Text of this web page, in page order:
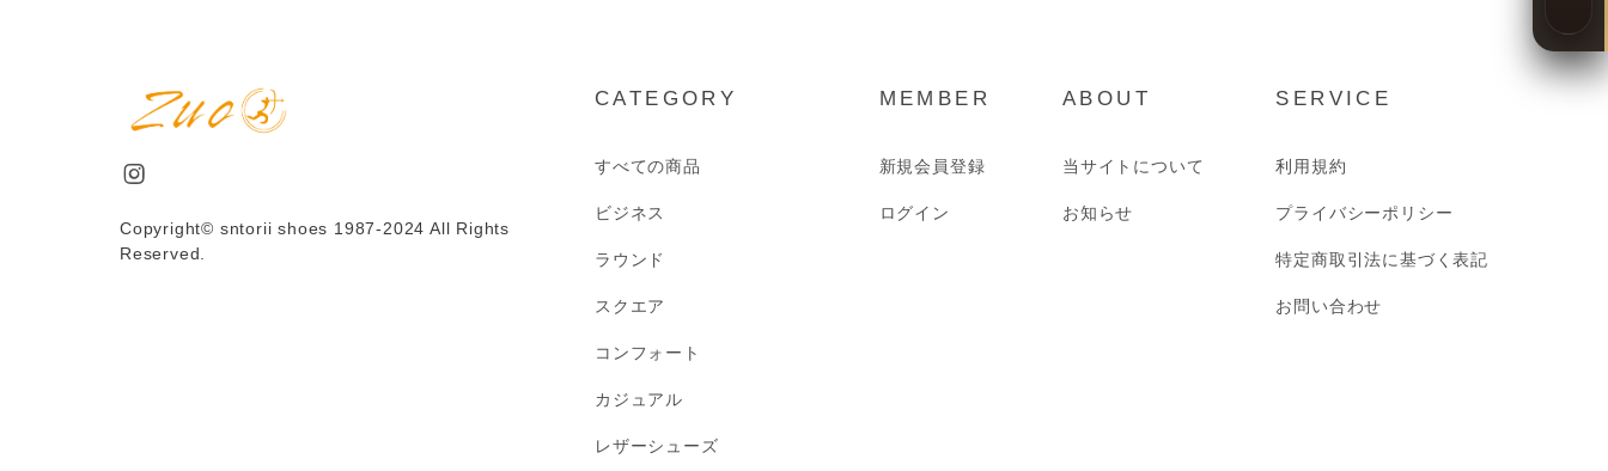
Copyright© sntorii shoes 1987-2024 All Rights
Reserved.
CATEGORY
すべての商品
ビジネス
ラウンド
スクエア
コンフォート
カジュアル
レザーシューズ
MEMBER
新規会員登録
ログイン
ABOUT
当サイトについて
お知らせ
SERVICE
利用規約
プライバシーポリシー
特定商取引法に基づく表記
お問い合わせ